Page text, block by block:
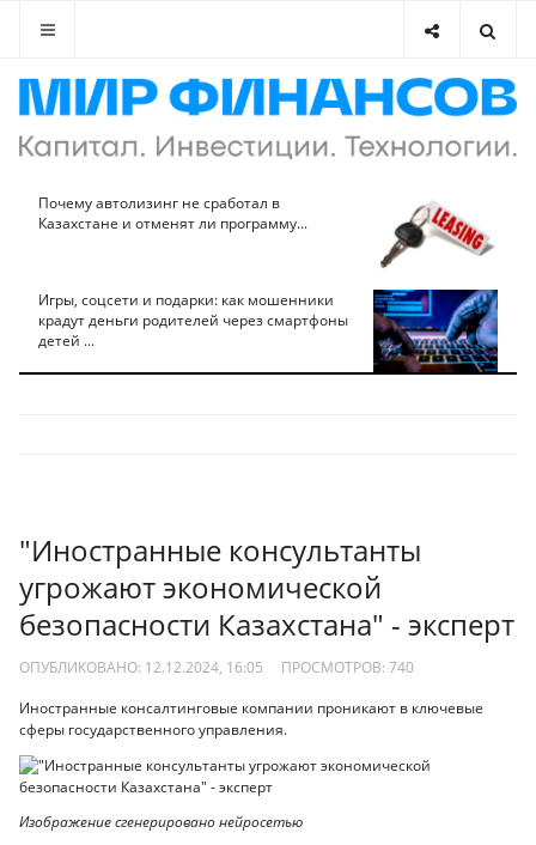
Почему автолизинг не сработал в
Казахстане и отменят ли программу...
Игры, соцсети и подарки: как мошенники
крадут деньги родителей через смартфоны
детей ...
"Иностранные консультанты
угрожают экономической
безопасности Казахстана" - эксперт
ОПУБЛИКОВАНО: 12.12.2024, 16:05 ПРОСМОТРОВ: 740
Иностранные консалтинговые компании проникают в ключевые
сферы государственного управления.
Изображение сгенерировано нейросетью